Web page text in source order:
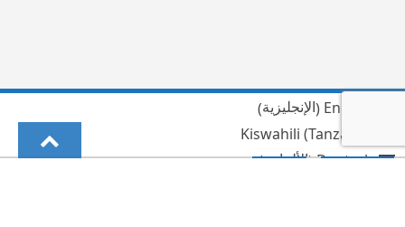
English
(الإنجليزية)
Kiswahili (Tanzania)
Deutsch
(الألمانية)